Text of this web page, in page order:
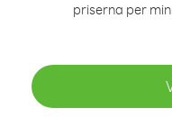
priserna per